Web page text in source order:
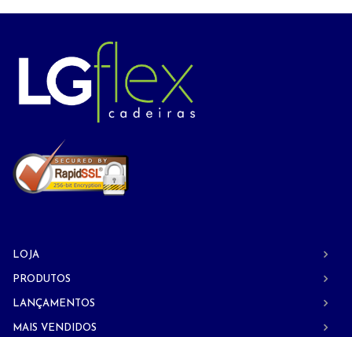
LOJA
PRODUTOS
LANÇAMENTOS
MAIS VENDIDOS